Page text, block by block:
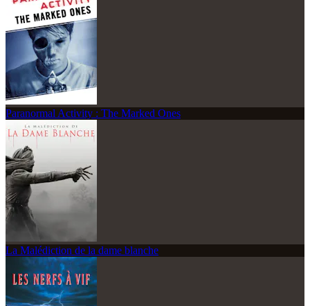
Paranormal Activity : The Marked Ones
La Malédiction de la dame blanche